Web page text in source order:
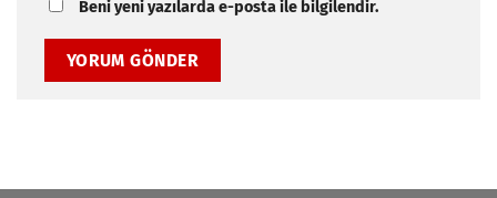
Beni yeni yazılarda e-posta ile bilgilendir.